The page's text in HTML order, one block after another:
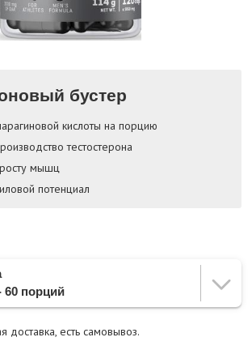
бустер
кислоты на порцию
тестостерона
мышц
потенциал
60 порций
доставка, есть самовывоз.